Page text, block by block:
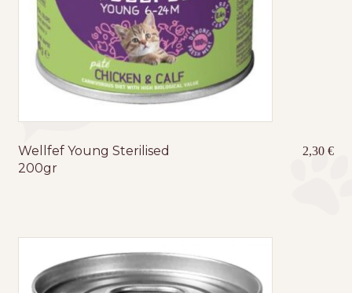
Wellfef Young Sterilised
200gr
2,30€